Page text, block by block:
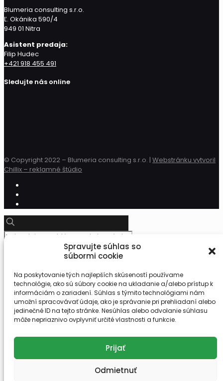
Spravujte súhlas so
súbormi cookie
Na poskytovanie tých najlepších skúseností používame
technológie, ako sú súbory cookie na ukladanie a/alebo prístup k
informáciám o zariadení. Súhlas s týmito technológiami nám
umožní spracovávať údaje, ako je správanie pri prehliadaní alebo
jedinečné ID na tejto stránke. Nesúhlas alebo odvolanie súhlasu
môže nepriaznivo ovplyvniť určité vlastnosti a funkcie.
Prijať
Odmietnuť
Blumeria consulting s.r.o.
Ľ. Okánika 590/4
949 01 Nitra
Asistent predaja:
Filip Hudec
+421 918 455 491
Sledujte nás online
© Copyright 2022 – Blumeria consulting s.r.o. | Webstránku vytvoril
Chillix – reklamné štúdio
0918 455 491
sanaplant@sanaplant.sk
Košík